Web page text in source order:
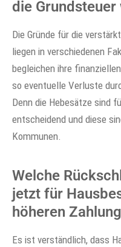
die Grundsteuer
Die Gründe für die
liegen in verschiedenen
begleichen ihre
so eventuelle Verluste
Denn die Hebesätze sind
entscheidend und diese
Kommunen.
Welche
jetzt für
höheren
Es ist verständlich, dass